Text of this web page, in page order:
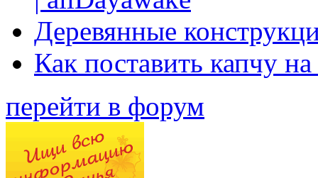
Деревянные
Как поставить капчу
перейти в форум